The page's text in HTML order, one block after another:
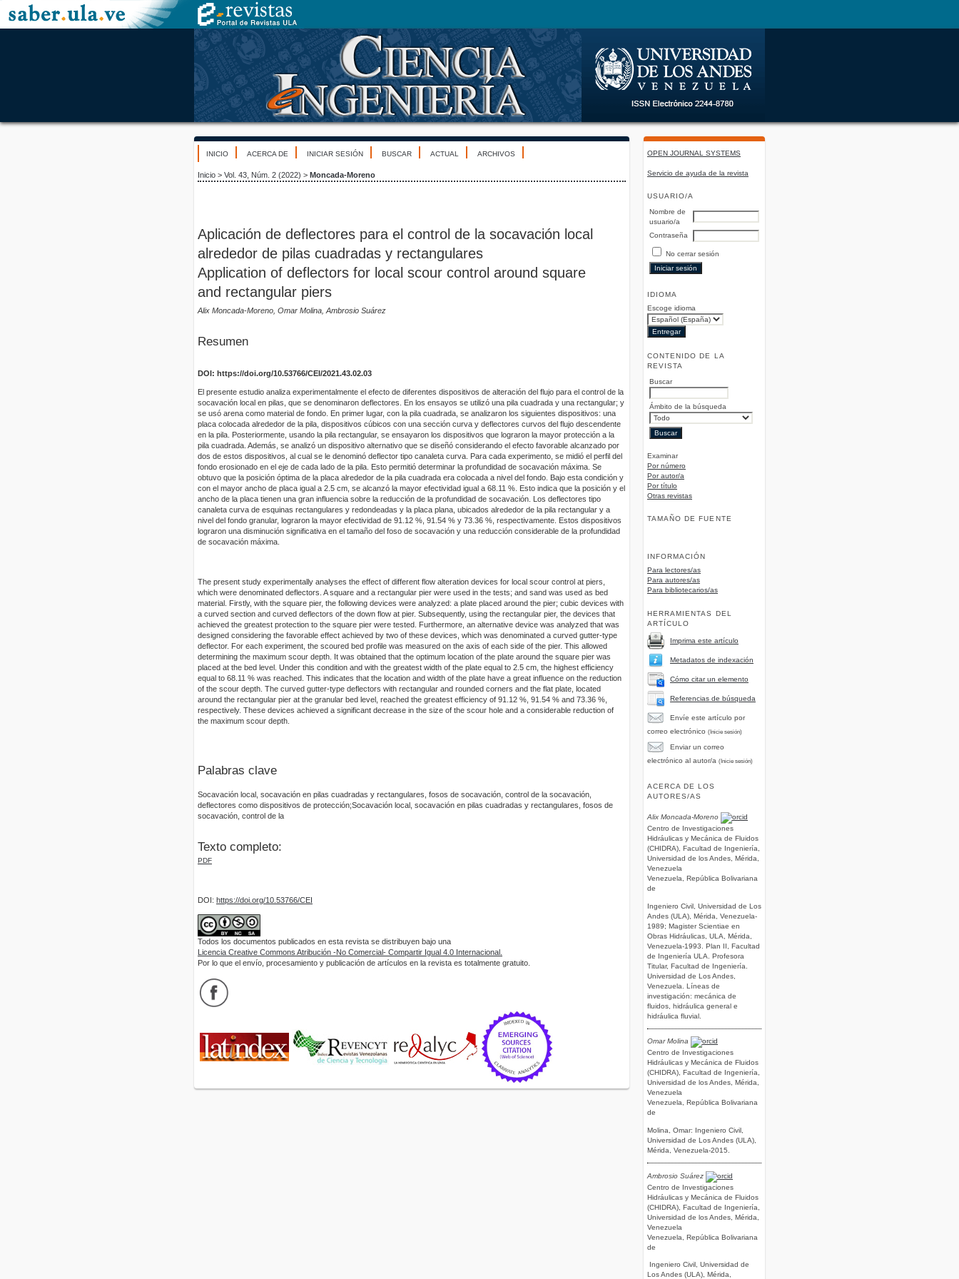
OPEN JOURNAL SYSTEMS
Servicio de ayuda de la revista
USUARIO/A
Nombre de
usuario/a
Contraseña
No cerrar sesión
IDIOMA
Escoge idioma
CONTENIDO DE LA
REVISTA
Buscar
Ámbito de la búsqueda
Examinar
Por número
Por autor/a
Por título
Otras revistas
TAMAÑO DE FUENTE
INFORMACIÓN
Para lectores/as
Para autores/as
Para bibliotecarios/as
HERRAMIENTAS DEL
ARTÍCULO
Imprima este artículo
Metadatos de indexación
Cómo citar un elemento
Referencias de búsqueda
Envíe este artículo por
correo electrónico (Inicie sesión)
Enviar un correo
electrónico al autor/a (Inicie sesión)
ACERCA DE LOS
AUTORES/AS
Alix Moncada-Moreno
Centro de Investigaciones
Hidráulicas y Mecánica de Fluidos
(CHIDRA), Facultad de Ingeniería,
Universidad de los Andes, Mérida,
Venezuela
Venezuela, República Bolivariana
de
Ingeniero Civil, Universidad de Los
Andes (ULA), Mérida, Venezuela-
1989; Magister Scientiae en
Obras Hidráulicas, ULA, Mérida,
Venezuela-1993. Plan II, Facultad
de Ingeniería ULA. Profesora
Titular, Facultad de Ingeniería.
Universidad de Los Andes,
Venezuela. Líneas de
investigación: mecánica de
fluidos, hidráulica general e
hidráulica fluvial.
Omar Molina
Centro de Investigaciones
Hidráulicas y Mecánica de Fluidos
(CHIDRA), Facultad de Ingeniería,
Universidad de los Andes, Mérida,
Venezuela
Venezuela, República Bolivariana
de
Molina, Omar: Ingeniero Civil,
Universidad de Los Andes (ULA),
Mérida, Venezuela-2015.
Ambrosio Suárez
Centro de Investigaciones
Hidráulicas y Mecánica de Fluidos
(CHIDRA), Facultad de Ingeniería,
Universidad de los Andes, Mérida,
Venezuela
Venezuela, República Bolivariana
de
Ingeniero Civil, Universidad de
Los Andes (ULA), Mérida,
INICIO ACERCA DE INICIAR SESIÓN BUSCAR ACTUAL ARCHIVOS
Inicio > Vol. 43, Núm. 2 (2022) > Moncada-Moreno
Aplicación de deflectores para el control de la socavación local
alrededor de pilas cuadradas y rectangulares
Application of deflectors for local scour control around square
and rectangular piers
Alix Moncada-Moreno, Omar Molina, Ambrosio Suárez
Resumen
DOI: https://doi.org/10.53766/CEI/2021.43.02.03
El presente estudio analiza experimentalmente el efecto de diferentes dispositivos de alteración del flujo para el control de la
socavación local en pilas, que se denominaron deflectores. En los ensayos se utilizó una pila cuadrada y una rectangular; y
se usó arena como material de fondo. En primer lugar, con la pila cuadrada, se analizaron los siguientes dispositivos: una
placa colocada alrededor de la pila, dispositivos cúbicos con una sección curva y deflectores curvos del flujo descendente
en la pila. Posteriormente, usando la pila rectangular, se ensayaron los dispositivos que lograron la mayor protección a la
pila cuadrada. Además, se analizó un dispositivo alternativo que se diseñó considerando el efecto favorable alcanzado por
dos de estos dispositivos, al cual se le denominó deflector tipo canaleta curva. Para cada experimento, se midió el perfil del
fondo erosionado en el eje de cada lado de la pila. Esto permitió determinar la profundidad de socavación máxima. Se
obtuvo que la posición óptima de la placa alrededor de la pila cuadrada era colocada a nivel del fondo. Bajo esta condición y
con el mayor ancho de placa igual a 2.5 cm, se alcanzó la mayor efectividad igual a 68.11 %. Esto indica que la posición y el
ancho de la placa tienen una gran influencia sobre la reducción de la profundidad de socavación. Los deflectores tipo
canaleta curva de esquinas rectangulares y redondeadas y la placa plana, ubicados alrededor de la pila rectangular y a
nivel del fondo granular, lograron la mayor efectividad de 91.12 %, 91.54 % y 73.36 %, respectivamente. Estos dispositivos
lograron una disminución significativa en el tamaño del foso de socavación y una reducción considerable de la profundidad
de socavación máxima.
The present study experimentally analyses the effect of different flow alteration devices for local scour control at piers,
which were denominated deflectors. A square and a rectangular pier were used in the tests; and sand was used as bed
material. Firstly, with the square pier, the following devices were analyzed: a plate placed around the pier; cubic devices with
a curved section and curved deflectors of the down flow at pier. Subsequently, using the rectangular pier, the devices that
achieved the greatest protection to the square pier were tested. Furthermore, an alternative device was analyzed that was
designed considering the favorable effect achieved by two of these devices, which was denominated a curved gutter-type
deflector. For each experiment, the scoured bed profile was measured on the axis of each side of the pier. This allowed
determining the maximum scour depth. It was obtained that the optimum location of the plate around the square pier was
placed at the bed level. Under this condition and with the greatest width of the plate equal to 2.5 cm, the highest efficiency
equal to 68.11 % was reached. This indicates that the location and width of the plate have a great influence on the reduction
of the scour depth. The curved gutter-type deflectors with rectangular and rounded corners and the flat plate, located
around the rectangular pier at the granular bed level, reached the greatest efficiency of 91.12 %, 91.54 % and 73.36 %,
respectively. These devices achieved a significant decrease in the size of the scour hole and a considerable reduction of
the maximum scour depth.
Palabras clave
Socavación local, socavación en pilas cuadradas y rectangulares, fosos de socavación, control de la socavación,
deflectores como dispositivos de protección;Socavación local, socavación en pilas cuadradas y rectangulares, fosos de
socavación, control de la
Texto completo:
PDF
DOI: https://doi.org/10.53766/CEI
Todos los documentos publicados en esta revista se distribuyen bajo una
Licencia Creative Commons Atribución -No Comercial- Compartir Igual 4.0 Internacional.
Por lo que el envío, procesamiento y publicación de artículos en la revista es totalmente gratuito.